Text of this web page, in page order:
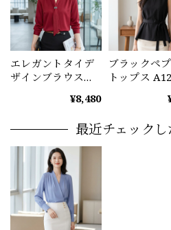
エレガントタイデ
ザインブラウス
¥8,480
ブラックペ
トップス
最近チェックし